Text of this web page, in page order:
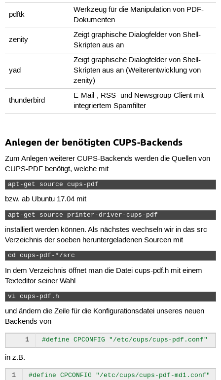
pdftk
Werkzeug für die Manipulation von PDF-
Dokumenten
zenity
Zeigt graphische Dialogfelder von Shell-
Skripten aus an
yad
Zeigt graphische Dialogfelder von Shell-
Skripten aus an (Weiterentwicklung von
zenity)
thunderbird
E-Mail-, RSS- und Newsgroup-Client mit
integriertem Spamfilter
Anlegen der benötigten CUPS-Backends
Zum Anlegen weiterer CUPS-Backends werden die Quellen von
CUPS-PDF benötigt, welche mit
apt-get source cups-pdf
bzw. ab Ubuntu 17.04 mit
apt-get source printer-driver-cups-pdf
installiert werden können. Als nächstes wechseln wir in das src
Verzeichnis der soeben heruntergeladenen Sourcen mit
cd cups-pdf-*/src
In dem Verzeichnis öffnet man die Datei cups-pdf.h mit einem
Texteditor seiner Wahl
vi cups-pdf.h
und ändern die Zeile für die Konfigurationsdatei unseres neuen
Backends von
1 #define CPCONFIG "/etc/cups/cups-pdf.conf"
in z.B.
1 #define CPCONFIG "/etc/cups/cups-pdf-md1.conf"